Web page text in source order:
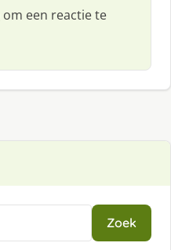
om een reactie te
Zoek